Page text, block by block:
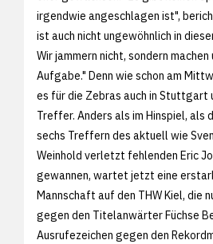
irgendwie angeschlagen ist",
ist auch nicht ungewöhnlich in
Wir jammern nicht, sondern
Aufgabe." Denn wie schon am
es für die Zebras auch in Stuttgart
Treffer. Anders als im Hinspiel, als
sechs Treffern des aktuell wie
Weinhold verletzt fehlenden Eric
gewannen, wartet jetzt eine
Mannschaft auf den THW Kiel, die
gegen den Titelanwärter Füchse
Ausrufezeichen gegen den